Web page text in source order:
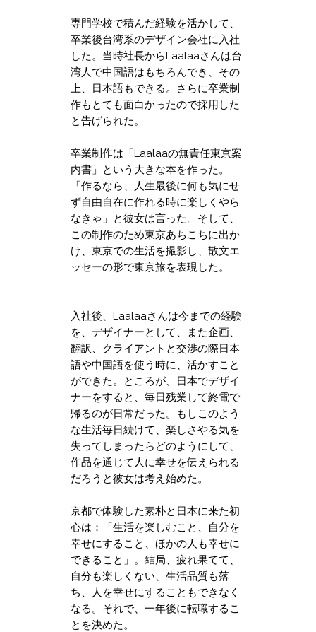
専門学校で積んだ経験を活かして、
卒業後台湾系のデザイン会社に入社
した。当時社長からLaalaaさんは台
湾人で中国語はもちろんでき、その
上、日本語もできる。さらに卒業制
作もとても面白かったので採用した
と告げられた。​
卒業制作は「Laalaaの無責任東京案
内書」という大きな本を作った。
「作るなら、人生最後に何も気にせ
ず自由自在に作れる時に楽しくやら
なきゃ」と彼女は言った。そして、
この制作のため東京あちこちに出か
け、東京での生活を撮影し、散文エ
ッセーの形で東京旅を表現した。
入社後、Laalaaさんは今までの経験
を、デザイナーとして、また企画、
翻訳、クライアントと交渉の際日本
語や中国語を使う時に、活かすこと
ができた。ところが、日本でデザイ
ナーをすると、毎日残業して終電で
帰るのが日常だった。もしこのよう
な生活毎日続けて、楽しさやる気を
失ってしまったらどのようにして、
作品を通じて人に幸せを伝えられる
だろうと彼女は考え始めた。
京都で体験した素朴と日本に来た初
心は：「生活を楽しむこと、自分を
幸せにすること、ほかの人も幸せに
できること」。結局、疲れ果てて、
自分も楽しくない、生活品質も落
ち、人を幸せにすることもできなく
なる。それで、一年後に転職するこ
とを決めた。